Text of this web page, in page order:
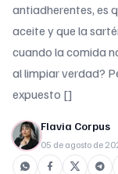
antiadherentes, es
aceite y que la
cuando la comida
al limpiar verdad?
expuesto []
Flavia Corpus
05 de agosto de